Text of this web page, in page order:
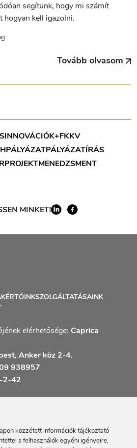
segítünk, hogy mi számít
hogyan kell igazolni.
Tovább olvasom
INNOVÁCIÓK+FKKV
PÁLYÁZATPÁLYÁZATÍRÁS
PROJEKTMENEDZSMENT
MINKET!
SZOLGÁLTATÁSAINK
elérhetősége: Caprica
Anker köz 2-4.
938957
2-42
közzétett információk tájékoztató
a felhasználók egyéni igényeire,